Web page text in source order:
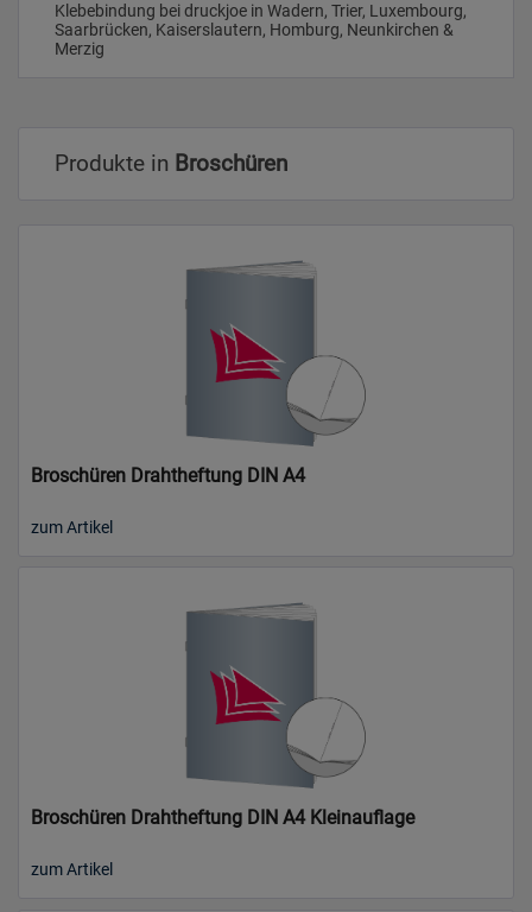
Klebebindung bei druckjoe in Wadern, Trier, Luxembourg,
Saarbrücken, Kaiserslautern, Homburg, Neunkirchen &
Merzig
Produkte in Broschüren
Broschüren Drahtheftung DIN A4
zum Artikel
Broschüren Drahtheftung DIN A4 Kleinauflage
zum Artikel